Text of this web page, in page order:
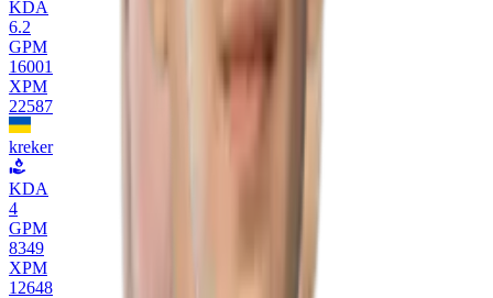
KDA
6.2
GPM
16001
XPM
22587
kreker
KDA
4
GPM
8349
XPM
12648